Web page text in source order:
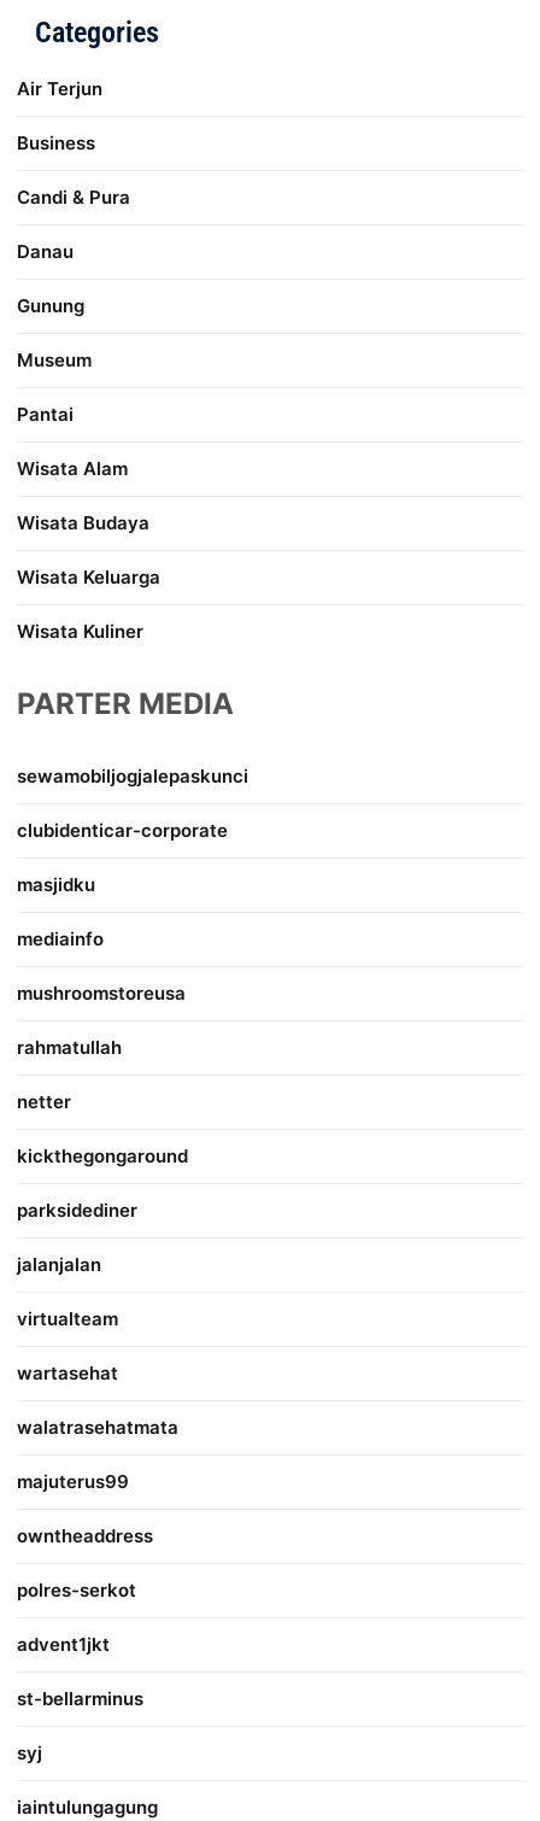
Categories
Air Terjun
Business
Candi & Pura
Danau
Gunung
Museum
Pantai
Wisata Alam
Wisata Budaya
Wisata Keluarga
Wisata Kuliner
PARTER MEDIA
sewamobiljogjalepaskunci
clubidenticar-corporate
masjidku
mediainfo
mushroomstoreusa
rahmatullah
netter
kickthegongaround
parksidediner
jalanjalan
virtualteam
wartasehat
walatrasehatmata
majuterus99
owntheaddress
polres-serkot
advent1jkt
st-bellarminus
syj
iaintulungagung